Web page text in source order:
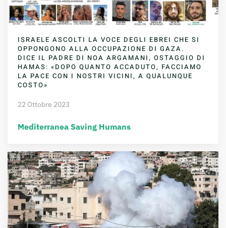
ISRAELE ASCOLTI LA VOCE DEGLI EBREI CHE SI
OPPONGONO ALLA OCCUPAZIONE DI GAZA.
DICE IL PADRE DI NOA ARGAMANI, OSTAGGIO DI
HAMAS: «DOPO QUANTO ACCADUTO, FACCIAMO
LA PACE CON I NOSTRI VICINI, A QUALUNQUE
COSTO»
22 Ottobre 2023
Mediterranea Saving Humans